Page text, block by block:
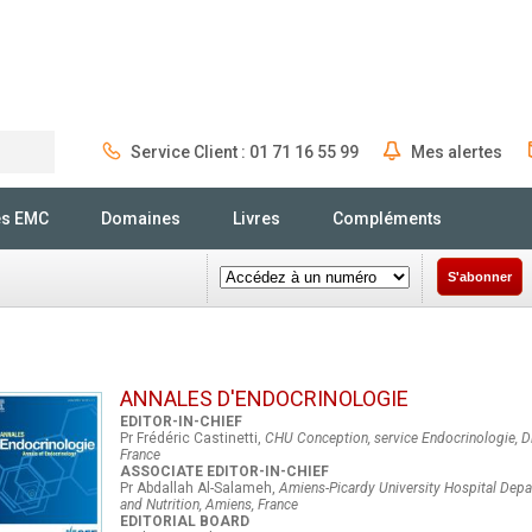
Service Client : 01 71 16 55 99 Mes alertes
EMC Domaines Livres Compléments
S'abonner
ANNALES D'ENDOCRINOLOGIE
EDITOR-IN-CHIEF
Pr Frédéric Castinetti, CHU Conception, service Endocrinologie,
France
ASSOCIATE EDITOR-IN-CHIEF
Pr Abdallah Al-Salameh,Amiens-Picardy University Hospital
and Nutrition, Amiens, France
EDITORIAL BOARD